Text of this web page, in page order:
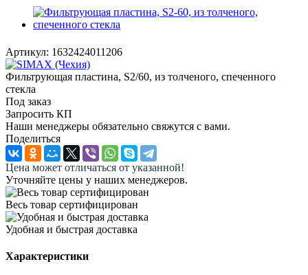
Артикул: 1632424011206
Фильтрующая пластина, S2/60, из толченого, спеченного
стекла
Под заказ
Запросить КП
Наши менеджеры обязательно свяжутся с вами.
Поделиться
Цена может отличаться от указанной!
Уточняйте цены у наших менеджеров.
Весь товар сертифицирован
Удобная и быстрая доставка
Характеристики